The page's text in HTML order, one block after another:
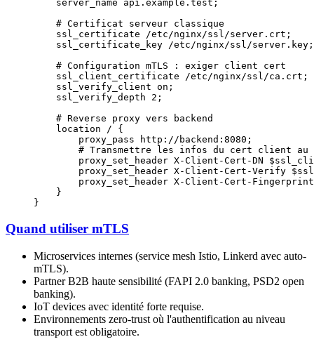
    server_name
api.example.test;
    # Certificat serveur classique
    ssl_certificate
/etc/nginx/ssl/server.crt;
    ssl_certificate_key
/etc/nginx/ssl/server.key;
    # Configuration mTLS : exiger client cert
    ssl_client_certificate
/etc/nginx/ssl/ca.crt;
    ssl_verify_client
on ;
    ssl_verify_depth
2 ;
    # Reverse proxy vers backend
    location
/ {
        proxy_pass
http://backend:8080;
# Transmettre les infos du cert client au
        proxy_set_header
X-Client-Cert-DN
        proxy_set_header
X-Client-Cert-Verify
        proxy_set_header
X-Client-Cert-
    }
}
Quand utiliser mTLS
Microservices internes (service mesh Istio, Linkerd avec auto-
mTLS).
Partner B2B haute sensibilité (FAPI 2.0 banking, PSD2 open
banking).
IoT devices avec identité forte requise.
Environnements zero-trust où l'authentification au niveau
transport est obligatoire.